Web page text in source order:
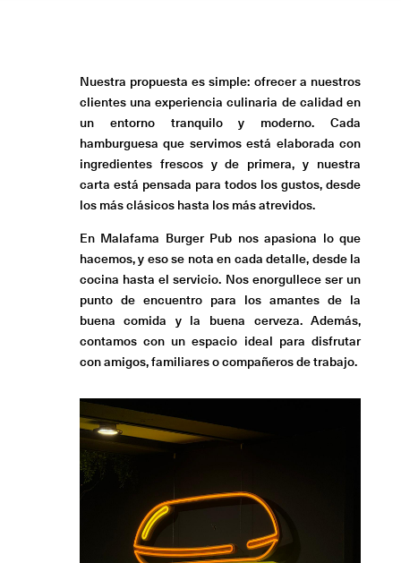
Nuestra propuesta es simple: ofrecer a nuestros
clientes una experiencia culinaria de calidad en
un entorno tranquilo y moderno. Cada
hamburguesa que servimos está elaborada con
ingredientes frescos y de primera, y nuestra
carta está pensada para todos los gustos, desde
los más clásicos hasta los más atrevidos.
En Malafama Burger Pub nos apasiona lo que
hacemos, y eso se nota en cada detalle, desde la
cocina hasta el servicio. Nos enorgullece ser un
punto de encuentro para los amantes de la
buena comida y la buena cerveza. Además,
contamos con un espacio ideal para disfrutar
con amigos, familiares o compañeros de trabajo.